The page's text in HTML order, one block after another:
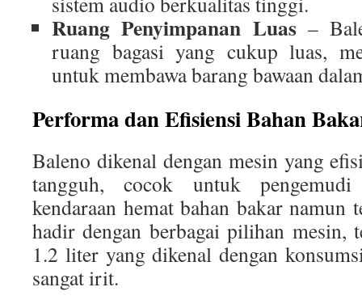
Ruang Penyimpanan Luas–
ruang bagasi yang cukup luas,
untuk membawa barang bawaan
Performa dan Efisiensi Bahan
Baleno dikenal dengan mesin yang
tangguh, cocok untuk
kendaraan hemat bahan bakar namun
hadir dengan berbagai pilihan mesin,
1.2 liter yang dikenal dengan
sangat irit.